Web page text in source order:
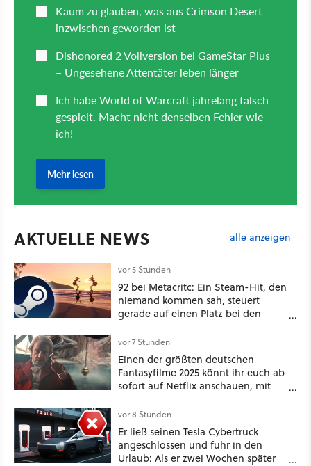
AKTUELLE NEWS alle anzeigen
vor 5 Stunden
92 bei Metacritc: Ein Steam-Hit, den
niemand kommen sah, steuert
gerade auf einen Platz bei den
vor 7 Stunden
Einen der größten deutschen
Fantasyfilme 2025 könnt ihr euch ab
sofort auf Netflix anschauen, mit
vor 8 Stunden
Er ließ seinen Tesla Cybertruck
angeschlossen und fuhr in den
Urlaub: Als er zwei Wochen später